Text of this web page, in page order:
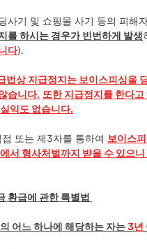
사기 및 쇼핑몰 사기 등의 피해
를 하시는 경우가 빈번하게 발생
다).
법상 지급정지는 보이스피싱을
습니다. 또한 지급정지를 한다
익도 없습니다.
또는 제3자를 통하여 보이스
서 형사처벌까지 받을 수 있으니
환급에 관한 특별법
어느 하나에 해당하는 자는3년